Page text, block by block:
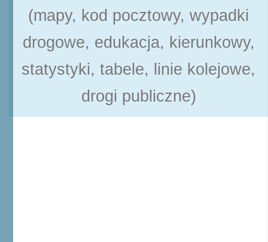
(mapy, kod pocztowy, wypadki
drogowe, edukacja, kierunkowy,
statystyki, tabele, linie kolejowe,
drogi publiczne)